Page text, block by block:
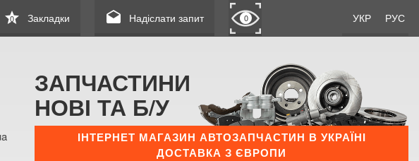
УКР РУС
star
0 Закладки drafts Надіслати запит 0
ЗАПЧАСТИНИ
НОВІ ТА Б/У
ІНТЕРНЕТ МАГАЗИН АВТОЗАПЧАСТИН В УКРАЇНІ
ДОСТАВКА З ЄВРОПИ